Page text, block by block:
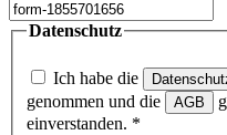
Datenschutz
Ich habe die
genommen und die
AGB
einverstanden. *